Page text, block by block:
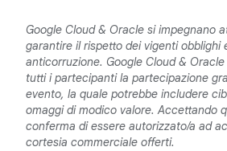
Google Cloud & Oracle si impegnano
garantire il rispetto dei vigenti obblighi
anticorruzione. Google Cloud &
tutti i partecipanti la partecipazione
evento, la quale potrebbe includere
omaggi di modico valore. Accettando
conferma di essere autorizzato/a ad
cortesia commerciale offerti.